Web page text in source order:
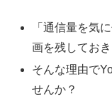
「通信量を気
画を残しておき
そんな理由で
せんか？